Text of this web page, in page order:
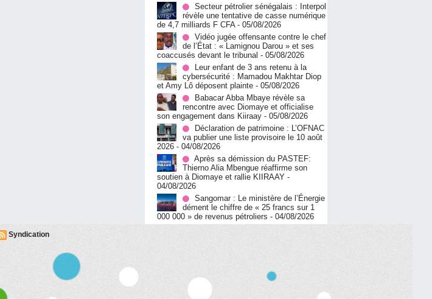
Secteur pétrolier sénégalais : Interpol
révèle une tentative de casse numérique
de 4,7 milliards F CFA - 05/08/2026
Vidéo jugée offensante contre le chef
de l’État : « Lamignou Darou » et ses
coaccusés devant le tribunal - 05/08/2026
Leur enfant de 3 ans retenu à la
cybersécurité : Mamadou Makhtar Diop
et Amy Lô déposent plainte - 05/08/2026
Babacar Abba Mbaye révèle sa
rencontre avec Diomaye et officialise
son engagement dans Kiiraay - 05/08/2026
Déclaration de patrimoine : L’OFNAC
va publier une liste provisoire le 10 août
2026 - 04/08/2026
Après sa démission du PASTEF:
Thierno Alia Mbengue réaffirme son
soutien à Diomaye et rallie KIIRAAY -
04/08/2026
Sangomar : Le ministère de l’Énergie
dément le chiffre de « 25 francs sur 1
000 000 » de revenus pétroliers - 04/08/2026
Syndication